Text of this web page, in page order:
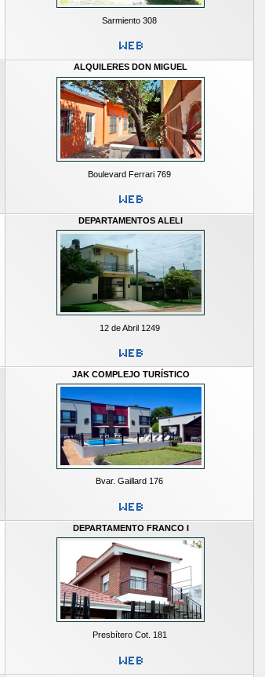
Sarmiento 308
ALQUILERES DON MIGUEL
Boulevard Ferrari 769
DEPARTAMENTOS ALELI
12 de Abril 1249
JAK COMPLEJO TURÍSTICO
Bvar. Gaillard 176
DEPARTAMENTO FRANCO I
Presbítero Cot. 181